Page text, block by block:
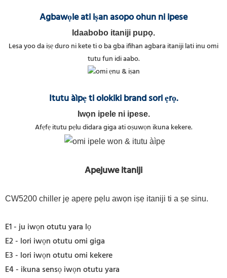
Agbawọle ati iṣan asopo ohun ni ipese
Idaabobo itaniji pupọ.
Lesa yoo da iṣẹ duro ni kete ti o ba gba ifihan agbara itaniji lati inu omi
tutu fun idi aabo.
Itutu àìpẹ ti olokiki brand sori ẹrọ.
Iwọn ipele ni ipese.
Afẹfẹ itutu pẹlu didara giga ati oṣuwọn ikuna kekere.
Apejuwe itaniji
CW5200 chiller jẹ apẹrẹ pẹlu awọn iṣẹ itaniji ti a ṣe sinu.
E1 - ju iwọn otutu yara lọ
E2 - lori iwọn otutu omi giga
E3 - lori iwọn otutu omi kekere
E4 - ikuna sensọ iwọn otutu yara